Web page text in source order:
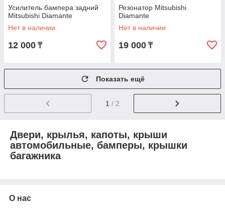
Усилитель бампера задний
Mitsubishi Diamante
Нет в наличии
12 000 ₸
Резонатор Mitsubishi
Diamante
Нет в наличии
19 000 ₸
Показать ещё
1 / 2
Двери, крылья, капоты, крыши
автомобильные, бамперы, крышки
багажника
О нас